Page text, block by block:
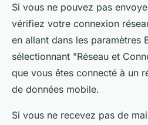
Si vous ne pouvez pas
vérifiez votre connexion
en allant dans les paramètres
sélectionnant "Réseau et
que vous êtes connecté à un
de données mobile.
Si vous ne recevez pas de